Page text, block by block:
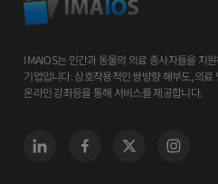
IMAIOS는 인간과 동물의 의료 종사자들을 지
기업입니다. 상호작용적인 쌍방향 해부도, 의
온라인 강좌등을 통해 서비스를 제공합니다.